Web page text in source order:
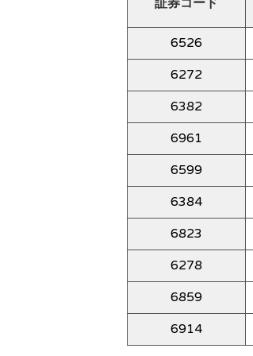
証券コード
6526
6272
6382
6961
6599
6384
6823
6278
6859
6914